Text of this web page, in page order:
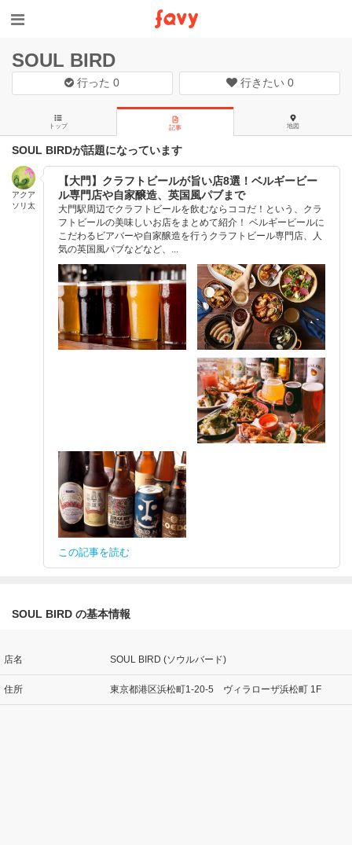
SOUL BIRD
行った0 行きたい 0
トップ 記事 地図
SOUL BIRDが話題になっています
アクア
ソリ太
【大門】クラフトビールが旨い店8選！ベルギービー
ル専門店や自家醸造、英国風パブまで
大門駅周辺でクラフトビールを飲むならココだ！という、クラ
フトビールの美味しいお店をまとめて紹介！ ベルギービールに
こだわるビアバーや自家醸造を行うクラフトビール専門店、人
気の英国風パブなどなど、...
この記事を読む
SOUL BIRD の基本情報
店名 SOUL BIRD (ソウルバード)
住所 東京都港区浜松町1-20-5 ヴィラローザ浜松町 1F